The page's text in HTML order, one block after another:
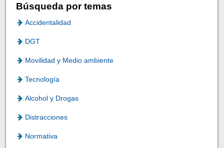
Búsqueda por temas
Accidentalidad
DGT
Movilidad y Medio ambiente
Tecnología
Alcohol y Drogas
Distracciones
Normativa